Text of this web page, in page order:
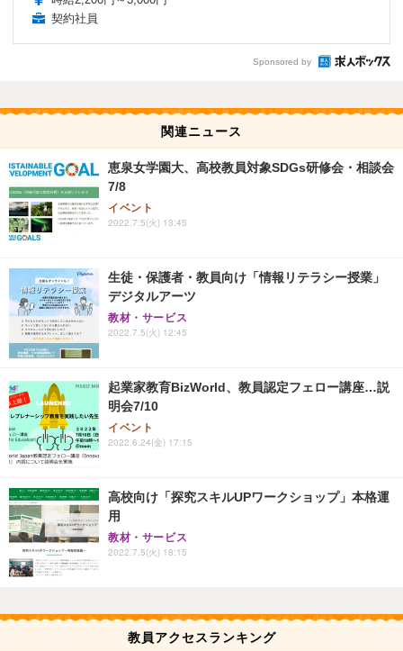
契約社員
Sponsored by
関連ニュース
恵泉女学園大、高校教員対象SDGs研修会・相談会
7/8
イベント
2022.7.5(火) 13:45
生徒・保護者・教員向け「情報リテラシー授業」
デジタルアーツ
教材・サービス
2022.7.5(火) 12:45
起業家教育BizWorld、教員認定フェロー講座…説
明会7/10
イベント
2022.6.24(金) 17:15
高校向け「探究スキルUPワークショップ」本格運
用
教材・サービス
2022.7.5(火) 18:15
教員アクセスランキング